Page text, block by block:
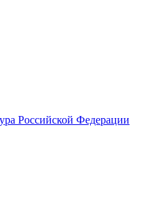
Российской Федерации